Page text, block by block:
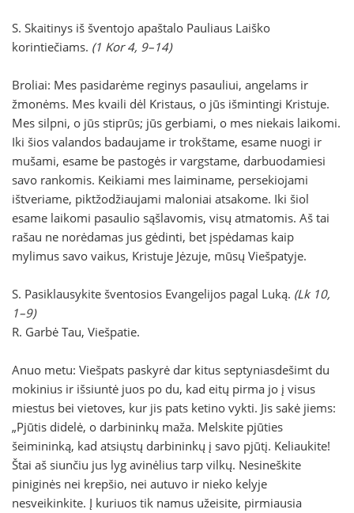
S. Skaitinys iš šventojo apaštalo Pauliaus Laiško
korintiečiams. (1 Kor 4, 9–14)
Broliai: Mes pasidarėme reginys pasauliui, angelams ir
žmonėms. Mes kvaili dėl Kristaus, o jūs išmintingi Kristuje.
Mes silpni, o jūs stiprūs; jūs gerbiami, o mes niekais laikomi.
Iki šios valandos badaujame ir trokštame, esame nuogi ir
mušami, esame be pastogės ir vargstame, darbuodamiesi
savo rankomis. Keikiami mes laiminame, persekiojami
ištveriame, piktžodžiaujami maloniai atsakome. Iki šiol
esame laikomi pasaulio sąšlavomis, visų atmatomis. Aš tai
rašau ne norėdamas jus gėdinti, bet įspėdamas kaip
mylimus savo vaikus, Kristuje Jėzuje, mūsų Viešpatyje.
S. Pasiklausykite šventosios Evangelijos pagal Luką. (Lk 10,
1–9)
R. Garbė Tau, Viešpatie.
Anuo metu: Viešpats paskyrė dar kitus septyniasdešimt du
mokinius ir išsiuntė juos po du, kad eitų pirma jo į visus
miestus bei vietoves, kur jis pats ketino vykti. Jis sakė jiems:
„Pjūtis didelė, o darbininkų maža. Melskite pjūties
šeimininką, kad atsiųstų darbininkų į savo pjūtį. Keliaukite!
Štai aš siunčiu jus lyg avinėlius tarp vilkų. Nesineškite
piniginės nei krepšio, nei autuvo ir nieko kelyje
nesveikinkite. Į kuriuos tik namus užeisite, pirmiausia